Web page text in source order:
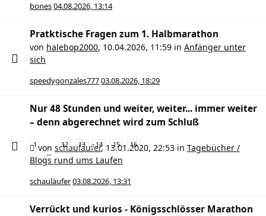
bones04.08.2026, 13:14
Pratktische Fragen zum 1. Halbmarathon
von halebop2000, 10.04.2026, 11:59 in Anfänger unter
sich
speedygonzales77703.08.2026, 18:29
Nur 48 Stunden und weiter, weiter... immer weiter
– denn abgerechnet wird zum Schluß
1
…
12 13 14 15 16
von schauläufer, 13.01.2020, 22:53 in Tagebücher /
Blogs rund ums Laufen
schauläufer03.08.2026, 13:31
Verrückt und kurios - Königsschlösser Marathon